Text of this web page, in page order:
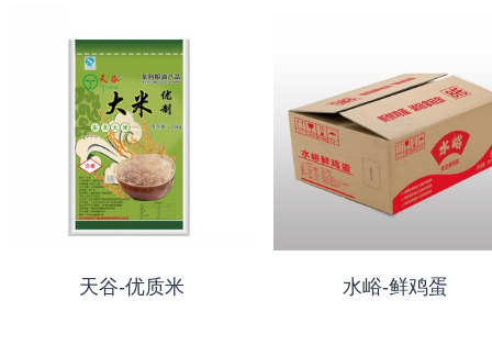
天谷-优质米 水峪-鲜鸡蛋